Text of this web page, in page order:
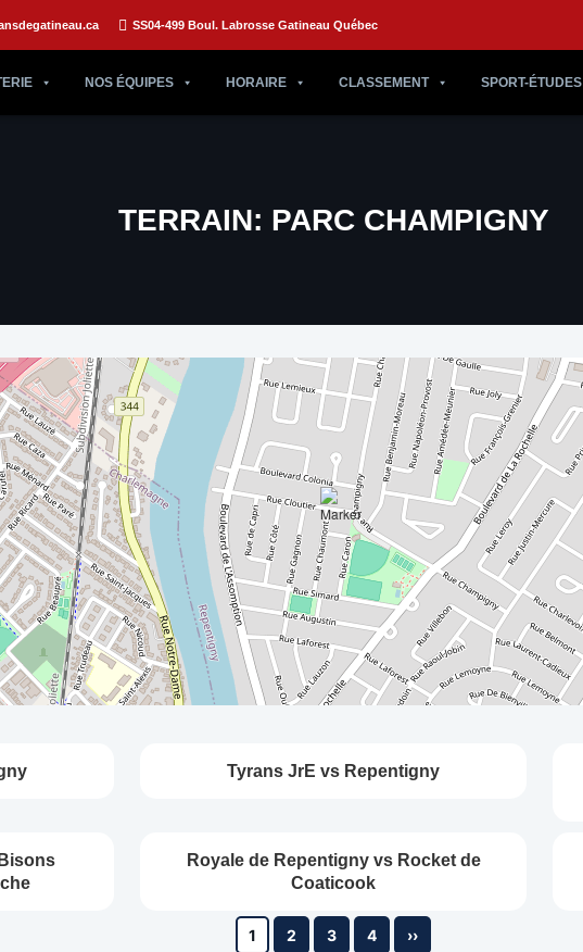
SS04-499 Boul. Labrosse Gatineau Québec
NOS ÉQUIPES HORAIRE CLASSEMENT SPORT-ÉTUDES
TERRAIN: PARC CHAMPIGNY
Tyrans JrE vs Repentigny
Royale de Repentigny vs Rocket de
Coaticook
1 2 3 4 ››